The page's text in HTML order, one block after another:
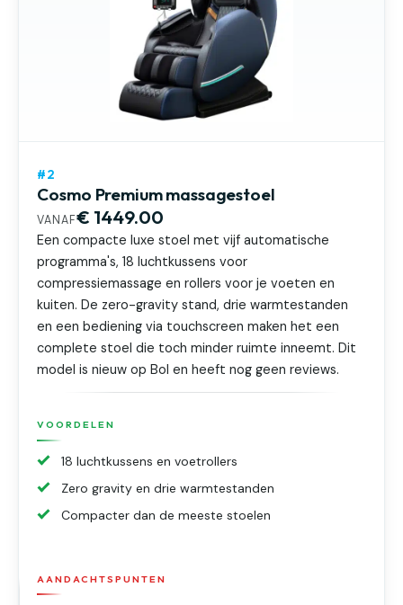
#2
Cosmo Premium massagestoel
VANAF€ 1449.00
Een compacte luxe stoel met vijf automatische
programma's, 18 luchtkussens voor
compressiemassage en rollers voor je voeten en
kuiten. De zero-gravity stand, drie warmtestanden
en een bediening via touchscreen maken het een
complete stoel die toch minder ruimte inneemt. Dit
model is nieuw op Bol en heeft nog geen reviews.
VOORDELEN
18 luchtkussens en voetrollers
Zero gravity en drie warmtestanden
Compacter dan de meeste stoelen
AANDACHTSPUNTEN